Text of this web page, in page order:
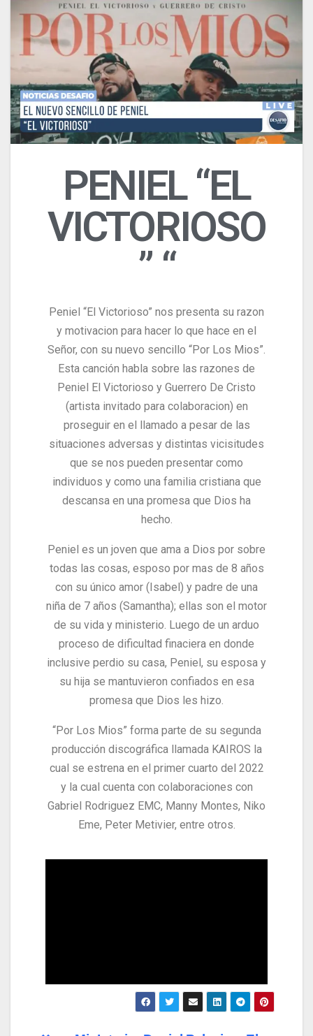
PENIEL “EL
VICTORIOSO
” “
Peniel “El Victorioso” nos presenta su razon
y motivacion para hacer lo que hace en el
Señor, con su nuevo sencillo “Por Los Mios”.
Esta canción habla sobre las razones de
Peniel El Victorioso y Guerrero De Cristo
(artista invitado para colaboracion) en
proseguir en el llamado a pesar de las
situaciones adversas y distintas vicisitudes
que se nos pueden presentar como
individuos y como una familia cristiana que
descansa en una promesa que Dios ha
hecho.
Peniel es un joven que ama a Dios por sobre
todas las cosas, esposo por mas de 8 años
con su único amor (Isabel) y padre de una
niña de 7 años (Samantha); ellas son el motor
de su vida y ministerio. Luego de un arduo
proceso de dificultad finaciera en donde
inclusive perdio su casa, Peniel, su esposa y
su hija se mantuvieron confiados en esa
promesa que Dios les hizo.
“Por Los Mios” forma parte de su segunda
producción discográfica llamada KAIROS la
cual se estrena en el primer cuarto del 2022
y la cual cuenta con colaboraciones con
Gabriel Rodriguez EMC, Manny Montes, Niko
Eme, Peter Metivier, entre otros.